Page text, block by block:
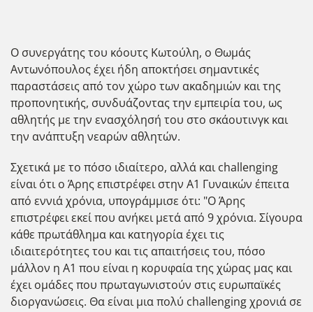
Ο συνεργάτης του κόουτς Κωτούλη, ο Θωμάς
Αντωνόπουλος έχει ήδη αποκτήσει σημαντικές
παραστάσεις από τον χώρο των ακαδημιών και της
προπονητικής, συνδυάζοντας την εμπειρία του, ως
αθλητής με την ενασχόλησή του στο σκάουτινγκ και
την ανάπτυξη νεαρών αθλητών.
Σχετικά με το πόσο ιδιαίτερο, αλλά και challenging
είναι ότι ο Άρης επιστρέφει στην Α1 Γυναικών έπειτα
από εννιά χρόνια, υπογράμμισε ότι: "Ο Άρης
επιστρέφει εκεί που ανήκει μετά από 9 χρόνια. Σίγουρα
κάθε πρωτάθλημα και κατηγορία έχει τις
ιδιαιτερότητες του και τις απαιτήσεις του, πόσο
μάλλον η Α1 που είναι η κορυφαία της χώρας μας και
έχει ομάδες που πρωταγωνιστούν στις ευρωπαϊκές
διοργανώσεις. Θα είναι μια πολύ challenging χρονιά σε